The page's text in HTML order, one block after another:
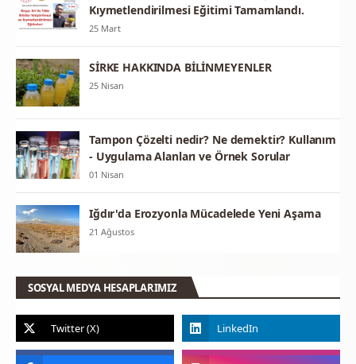
Kıymetlendirilmesi Eğitimi Tamamlandı.
25 Mart
SİRKE HAKKINDA BİLİNMEYENLER
25 Nisan
Tampon Çözelti nedir? Ne demektir? Kullanım
- Uygulama Alanları ve Örnek Sorular
01 Nisan
Iğdır'da Erozyonla Mücadelede Yeni Aşama
21 Ağustos
SOSYAL MEDYA HESAPLARIMIZ